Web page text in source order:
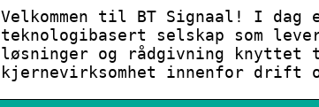
Velkommen til BT Signaal! I dag
teknologibasert selskap som
løsninger og rådgivning
kjernevirksomhet innenfor drift